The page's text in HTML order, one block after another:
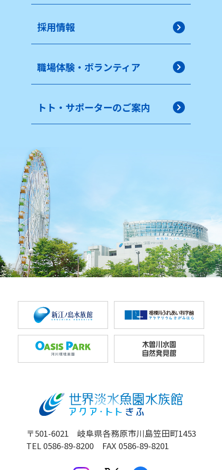
採用情報
職場体験・ボランティア
トト・サポーターのご案内
〒501-6021 岐阜県各務原市川島笠田町1453
TEL 0586-89-8200 FAX 0586-89-8201